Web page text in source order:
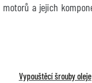
a jejich
Vypouštěcí šrouby oleje